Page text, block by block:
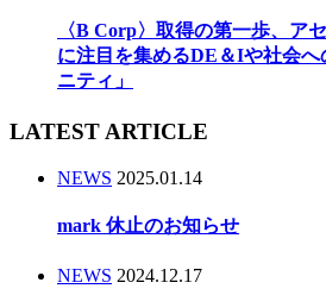
〈B Corp〉取得の第一歩、ア
に注目を集めるDE＆Iや社会
ニティ」
LATEST ARTICLE
NEWS 2025.01.14
mark 休止のお知らせ
NEWS 2024.12.17